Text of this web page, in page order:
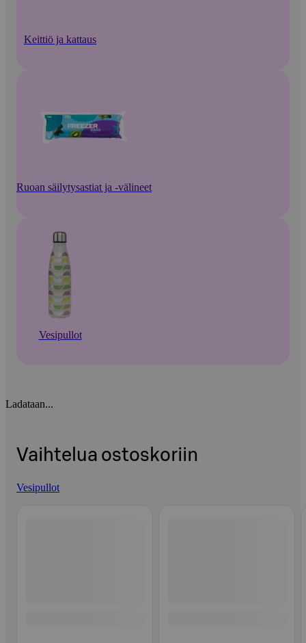
Keittiö ja kattaus
Ruoan säilytysastiat ja -välineet
Vesipullot
Ladataan...
Vaihtelua ostoskoriin
Vesipullot